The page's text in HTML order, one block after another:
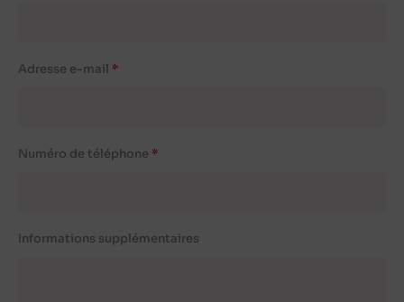
Adresse e-mail
Numéro de téléphone
Informations supplémentaires